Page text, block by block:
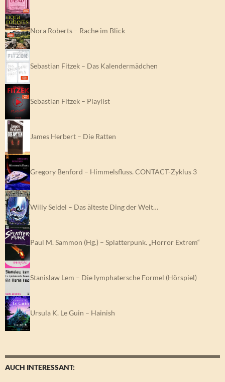
Nora Roberts – Rache im Blick
Sebastian Fitzek – Das Kalendermädchen
Sebastian Fitzek – Playlist
James Herbert – Die Ratten
Gregory Benford – Himmelsfluss. CONTACT-Zyklus 3
Willy Seidel – Das älteste Ding der Welt…
Paul M. Sammon (Hg.) – Splatterpunk. „Horror Extrem“
Stanislaw Lem – Die lymphatersche Formel (Hörspiel)
Ursula K. Le Guin – Hainish
AUCH INTERESSANT: